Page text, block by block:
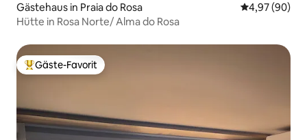
Gästehaus in Praia do Rosa
4,97 (90)
Hütte in Rosa Norte/ Alma do Rosa
Beliebter Gäste-Favorit.
Gäste-Favorit